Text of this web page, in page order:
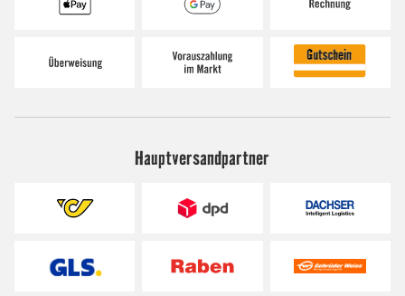
Hauptversandpartner